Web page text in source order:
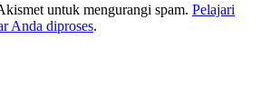
untuk mengurangi spam. Pelajari
Anda diproses.